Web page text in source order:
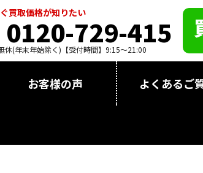
買取価格が知りたい
0120-729-415
休(年末年始除く)【受付時間】9:15～21:00
お客様の声 よくあるご